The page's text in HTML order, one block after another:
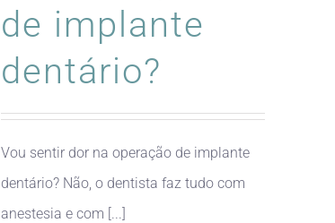
de implante
dentário?
Vou sentir dor na operação de implante
dentário? Não, o dentista faz tudo com
anestesia e com [...]